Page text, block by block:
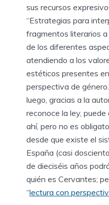
sus recursos
“Estrategias para
fragmentos literarios
de los diferentes
atendiendo a los
estéticos presentes
perspectiva de
luego, gracias a la
reconoce la ley,
ahí, pero no es
desde que existe el
España (casi
de dieciséis años
quién es Cervantes;
“lectura con